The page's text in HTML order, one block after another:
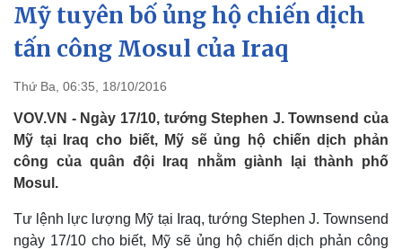
Chính trị
Đảng
Tổ chức nhân sự
Nhận diện sự thật
Xã hội
Tin 24h
Dự báo thời tiết
Việc làm
Biển đảo
Mỹ tuyên bố ủng hộ chiến dịch
tấn công Mosul của Iraq
Thứ Ba, 06:35, 18/10/2016
VOV.VN - Ngày 17/10, tướng Stephen J. Townsend của
Mỹ tại Iraq cho biết, Mỹ sẽ ủng hộ chiến dịch phản
công của quân đội Iraq nhằm giành lại thành phố
Mosul.
Tư lệnh lực lượng Mỹ tại Iraq, tướng Stephen J. Townsend
ngày 17/10 cho biết, Mỹ sẽ ủng hộ chiến dịch phản công